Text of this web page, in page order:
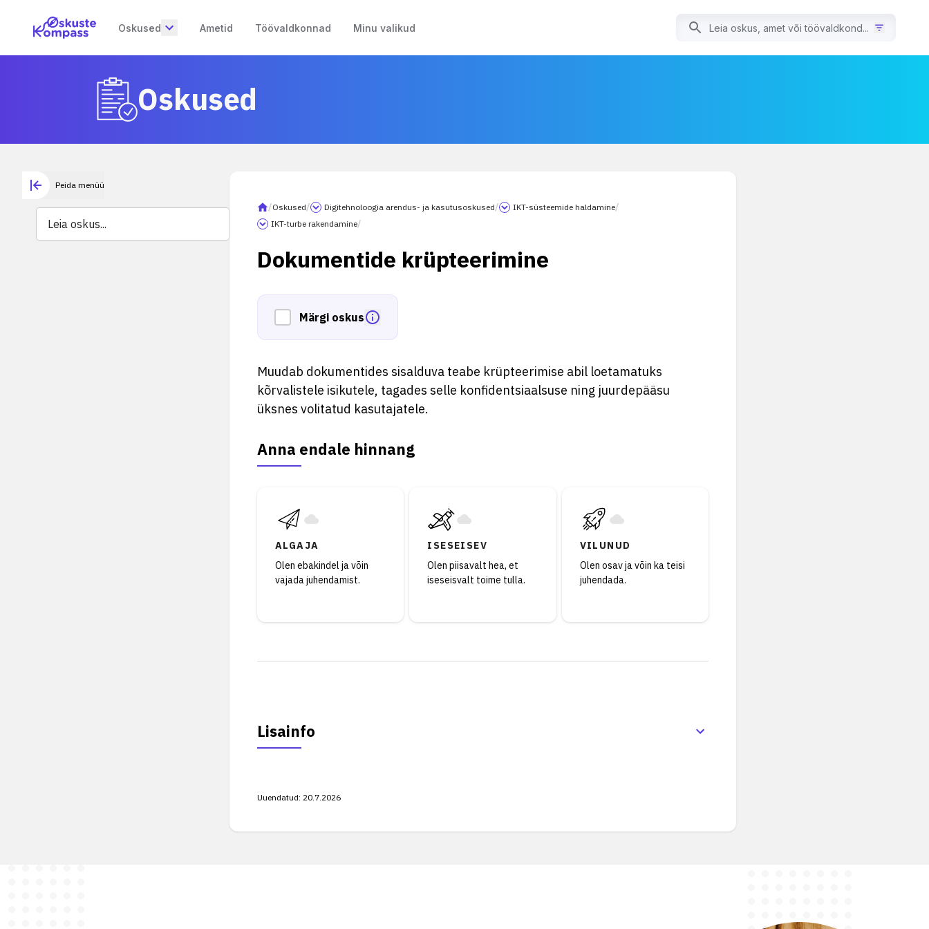
Oskused Ametid Töövaldkonnad Minu valikud
Oskused
Peida menüü
/Oskused/ Digitehnoloogia arendus- ja kasutusoskused/ IKT-süsteemide haldamine/
IKT-turbe rakendamine/
Dokumentide krüpteerimine
Märgi oskus
Muudab dokumentides sisalduva teabe krüpteerimise abil loetamatuks
kõrvalistele isikutele, tagades selle konfidentsiaalsuse ning juurdepääsu
üksnes volitatud kasutajatele.
Anna endale hinnang
ALGAJA
Olen ebakindel ja võin
vajada juhendamist.
ISESEISEV
Olen piisavalt hea, et
iseseisvalt toime tulla.
VILUNUD
Olen osav ja võin ka teisi
juhendada.
Lisainfo
Uuendatud: 20.7.2026